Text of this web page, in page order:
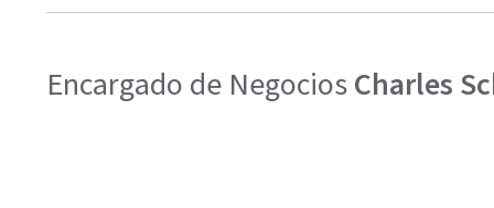
Encargado de NegociosCharles